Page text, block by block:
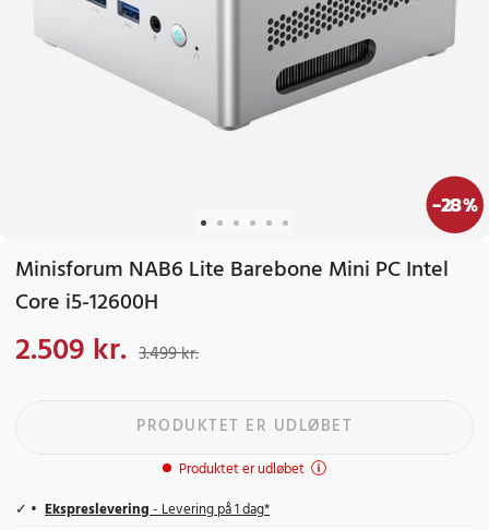
-28%
Minisforum NAB6 Lite Barebone Mini PC Intel
Core i5-12600H
Nuværende pris
2.509 kr. 3.499 kr.
PRODUKTET ER UDLØBET
Produktet er udløbet
Ekspreslevering- Levering på 1 dag*